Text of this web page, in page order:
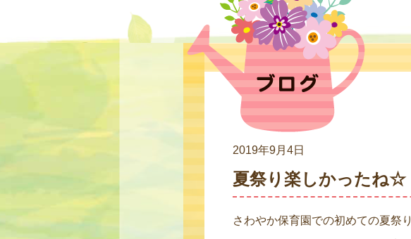
2019年9月4日
夏祭り楽しかったね☆
さわやか保育園での初めての夏祭り